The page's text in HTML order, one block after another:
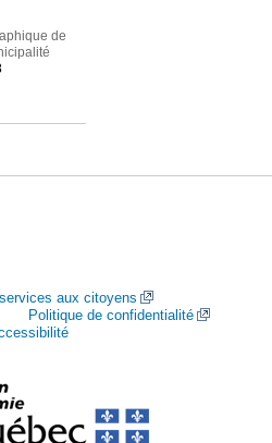
de
aux citoyens
Politique de confidentialité